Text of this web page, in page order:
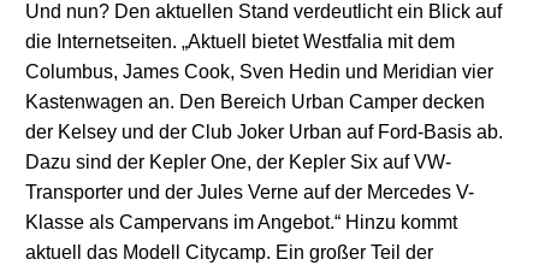
Und nun? Den aktuellen Stand verdeutlicht ein Blick auf
die Internetseiten. „Aktuell bietet Westfalia mit dem
Columbus, James Cook, Sven Hedin und Meridian vier
Kastenwagen an. Den Bereich Urban Camper decken
der Kelsey und der Club Joker Urban auf Ford-Basis ab.
Dazu sind der Kepler One, der Kepler Six auf VW-
Transporter und der Jules Verne auf der Mercedes V-
Klasse als Campervans im Angebot.“ Hinzu kommt
aktuell das Modell Citycamp. Ein großer Teil der